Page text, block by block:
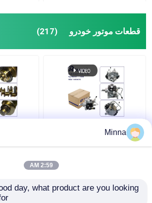
قطعات موتور خودرو (217)
29400-2340 294000-
Mitsubishi Triton L200
1VDFTV
لکسوس LX570
Minna
2:59 AM
day, what product are you looking